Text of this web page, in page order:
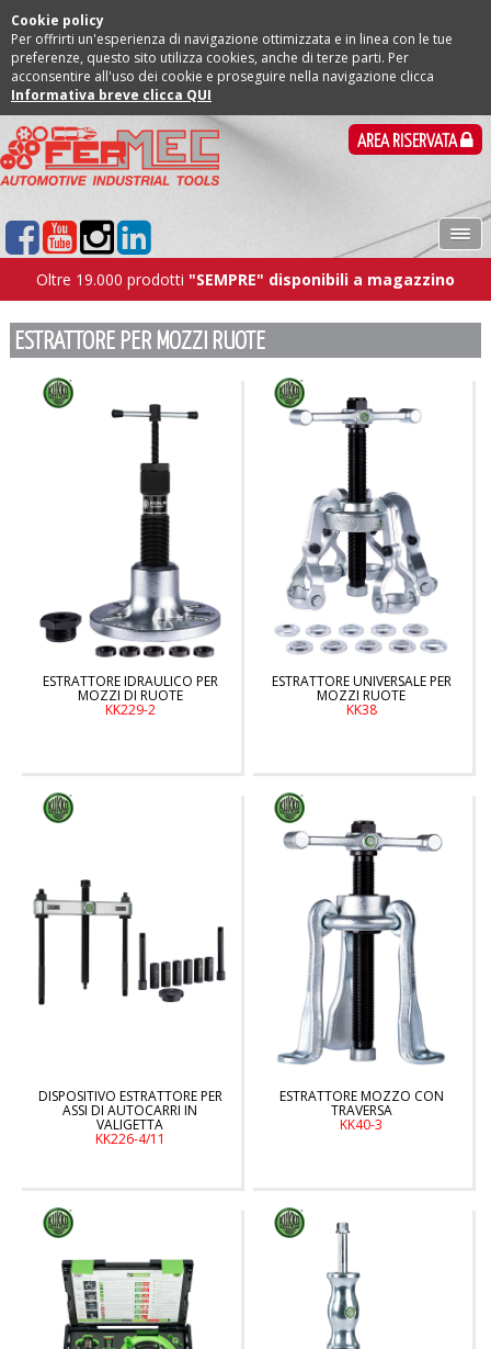
Cookie policy
Per offrirti un'esperienza di navigazione ottimizzata e in linea con le tue
preferenze, questo sito utilizza cookies, anche di terze parti. Per
acconsentire all'uso dei cookie e proseguire nella navigazione clicca
Informativa breve clicca QUI
AREA RISERVATA
Oltre 19.000 prodotti "SEMPRE" disponibili a magazzino
ESTRATTORE PER MOZZI RUOTE
ESTRATTORE IDRAULICO PER
MOZZI DI RUOTE
KK229-2
ESTRATTORE UNIVERSALE PER
MOZZI RUOTE
KK38
DISPOSITIVO ESTRATTORE PER
ASSI DI AUTOCARRI IN
VALIGETTA
KK226-4/11
ESTRATTORE MOZZO CON
TRAVERSA
KK40-3